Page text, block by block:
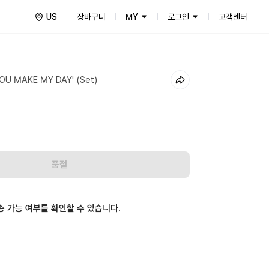
US 장바구니 MY 로그인 고객센터
MAKE MY DAY' (Set)
품절
가능 여부를 확인할 수 있습니다.